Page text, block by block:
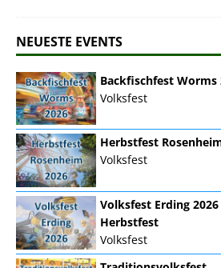
NEUESTE EVENTS
Backfischfest Worms
Volksfest
Herbstfest
Volksfest
Volksfest Erding 2026
Herbstfest
Volksfest